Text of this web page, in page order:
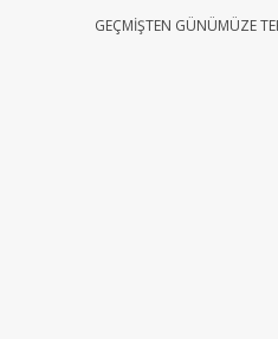
FREEGEÇMIŞTEN GÜNÜMÜZE